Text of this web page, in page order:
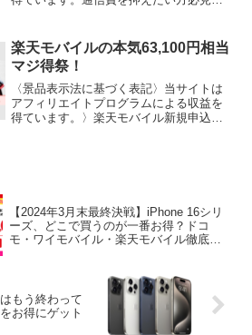
た。スマホは日常生活に必須のインフラ
動画視聴やSNSも99...
楽天モバイルの本気63,100円相当
マジ得祭！
〈景品表示法に基づく表記〉当サイトは
アフィリエイトプログラムによる収益を
得ています。〉楽天モバイル新規申込み
【2024年3月末最終決戦】iPhone 16シリ
ーズ、どこで買うのが一番お得？ドコ
モ・ワイモバイル・楽天モバイル徹底比
もう終わって
お得にゲット